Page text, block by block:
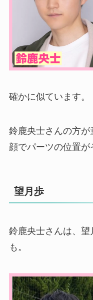
確かに似ています。
鈴鹿央士さんの方
顔でパーツの位置が
望月歩
鈴鹿央士さんは、
も。